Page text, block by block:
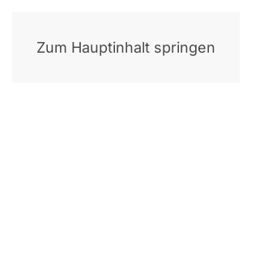
Zum Hauptinhalt springen